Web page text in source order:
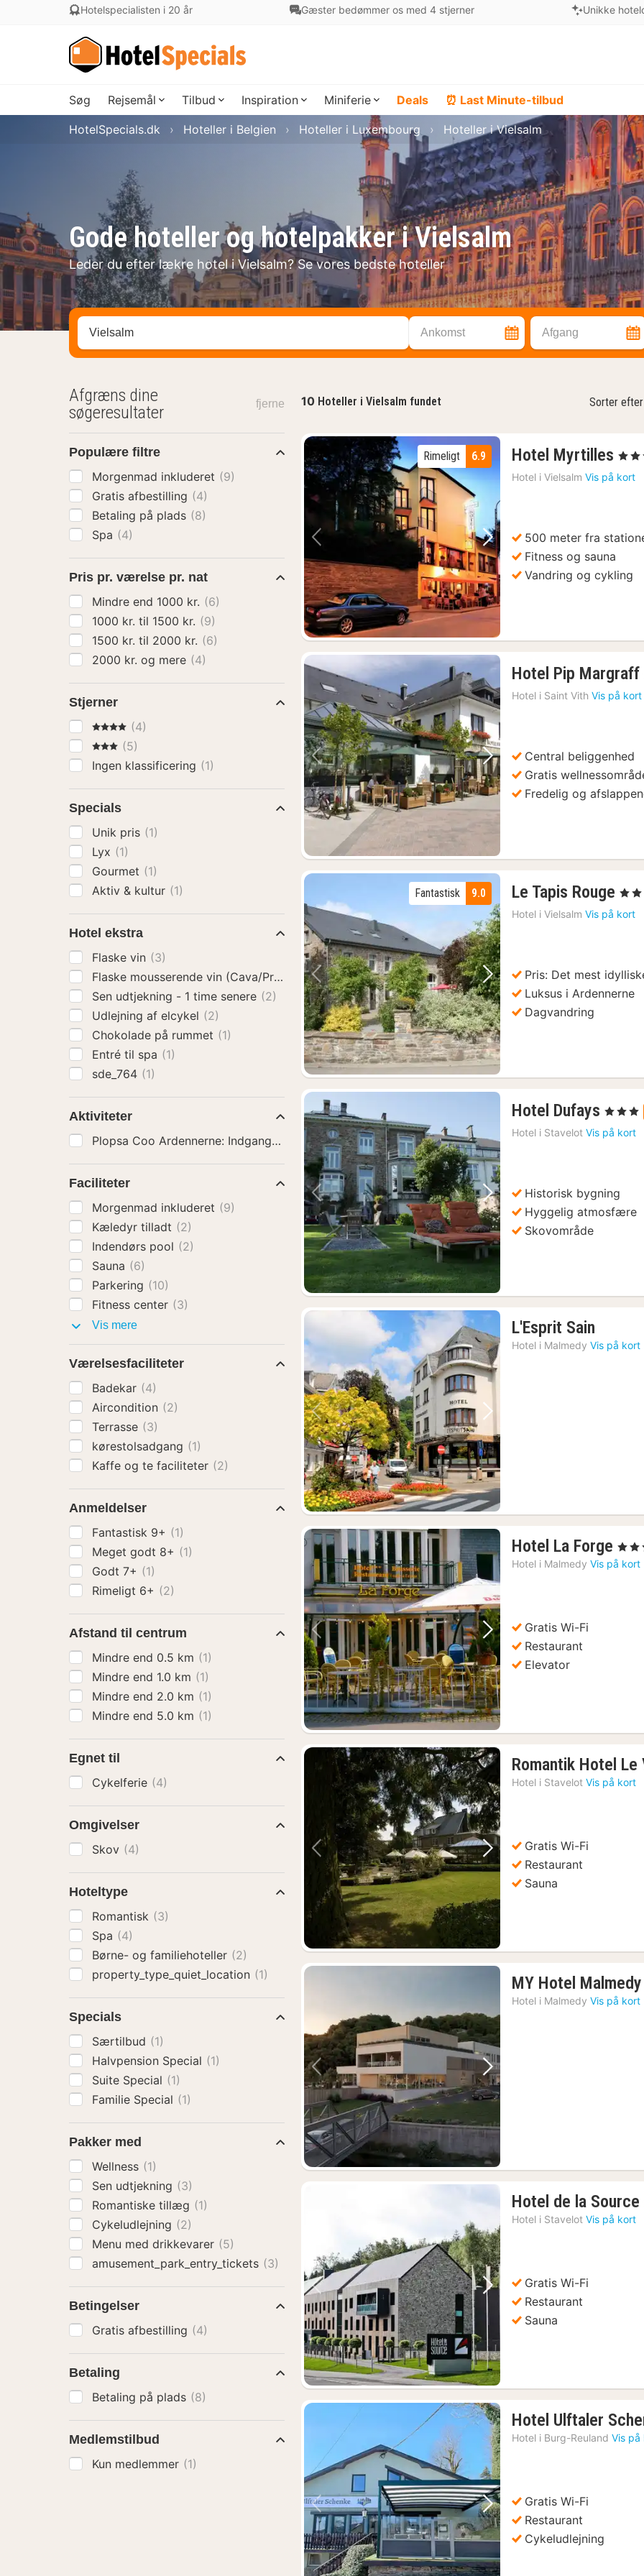
Hotelspecialisten i 20 år Gæster bedømmer os med 4 stjerner Unikke
Søg Rejsemål Tilbud Inspiration Miniferie Deals ⏰ Last Minute-tilbud
Gode hoteller og hotelpakker i Vielsalm
Leder du efter lækre hotel i Vielsalm? Se vores bedste hoteller
HotelSpecials.dk Hoteller i Belgien Hoteller i Luxembourg Hoteller i Vielsalm
Søg efter destination ... Ankomst Afgang
10 Hoteller i Vielsalm fundet Sorter efter
Forrige billede Næste billede
6.9
Rimeligt Hotel Myrtilles 1
nat
fra
, 3
Hotel i Vielsalm Vis på kort
500 meter fra
Fitness og sauna
Vandring og cykling
Forrige billede Næste billede
Hotel Pip Margraff
Hotel i Saint Vith Vis på kort
Central beliggenhed
Gratis
Fredelig og
Forrige billede Næste billede
9.0
Fantastisk Le Tapis Rouge 1
nat
fra
, 3
Hotel i Vielsalm Vis på kort
Pris: Det mest
Luksus i Ardennerne
Dagvandring
Forrige billede Næste billede
Hotel Dufays 1
nat
fra
, 3 Stjerner
Hotel i Stavelot Vis på kort
Historisk bygning
Hyggelig atmosfære
Skovområde
Forrige billede Næste billede
L'Esprit Sain
nat
Hotel i Malmedy Vis på kort
Forrige billede Næste billede
Hotel La Forge 1
nat
, 3
Hotel i Malmedy Vis på kort
Gratis Wi-Fi
Restaurant
Elevator
Forrige billede Næste billede
Romantik Hotel Le
Hotel i Stavelot Vis på kort
Gratis Wi-Fi
Restaurant
Sauna
Forrige billede Næste billede
MY Hotel Malmedy
Hotel i Malmedy Vis på kort
Forrige billede Næste billede
Hotel de la Source
Hotel i Stavelot Vis på kort
Gratis Wi-Fi
Restaurant
Sauna
Forrige billede Næste billede
Hotel Ulftaler
Hotel i Burg-Reuland Vis på
Gratis Wi-Fi
Restaurant
Cykeludlejning
Afgræns dine
søgeresultater
fjerne
Populære filtre
Morgenmad inkluderet (9)
Gratis afbestilling (4)
Betaling på plads (8)
Spa (4)
Pris pr. værelse pr. nat
Mindre end 1000 kr. (6)
1000 kr. til 1500 kr. (9)
1500 kr. til 2000 kr. (6)
2000 kr. og mere (4)
Stjerner
4 Stjerner
(4)
3 Stjerner
(5)
Ingen klassificering (1)
Specials
Unik pris (1)
Lyx (1)
Gourmet (1)
Aktiv & kultur (1)
Hotel ekstra
Flaske vin (3)
Flaske mousserende vin (Cava/Prosecco)(2)
Sen udtjekning - 1 time senere (2)
Udlejning af elcykel (2)
Chokolade på rummet (1)
Entré til spa (1)
sde_764 (1)
Aktiviteter
Plopsa Coo Ardennerne: Indgangsbillet(3)
Faciliteter
Morgenmad inkluderet (9)
Kæledyr tilladt (2)
Indendørs pool (2)
Sauna (6)
Parkering (10)
Fitness center (3)
Vis mereFaciliteter
Værelsesfaciliteter
Badekar (4)
Aircondition (2)
Terrasse (3)
kørestolsadgang (1)
Kaffe og te faciliteter (2)
Anmeldelser
Fantastisk 9+ (1)
Meget godt 8+ (1)
Godt 7+ (1)
Rimeligt 6+ (2)
Afstand til centrum
Mindre end 0.5 km (1)
Mindre end 1.0 km (1)
Mindre end 2.0 km (1)
Mindre end 5.0 km (1)
Egnet til
Cykelferie (4)
Omgivelser
Skov (4)
Hoteltype
Romantisk (3)
Spa (4)
Børne- og familiehoteller (2)
property_type_quiet_location (1)
Specials
Særtilbud (1)
Halvpension Special (1)
Suite Special (1)
Familie Special (1)
Pakker med
Wellness (1)
Sen udtjekning (3)
Romantiske tillæg (1)
Cykeludlejning (2)
Menu med drikkevarer (5)
amusement_park_entry_tickets (3)
Betingelser
Gratis afbestilling (4)
Betaling
Betaling på plads (8)
Medlemstilbud
Kun medlemmer (1)